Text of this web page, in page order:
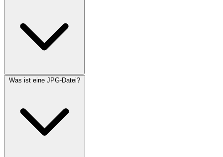
Was ist eine JPG-Datei?